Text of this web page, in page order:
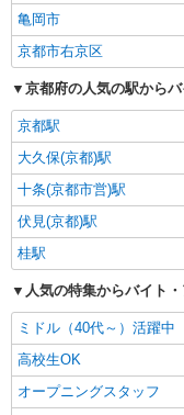
亀岡市
京都市右京区
京都府の人気の駅から
京都駅
大久保(京都)駅
十条(京都市営)駅
伏見(京都)駅
桂駅
人気の特集からバイト
ミドル（40代～）活躍中
高校生OK
オープニングスタッフ